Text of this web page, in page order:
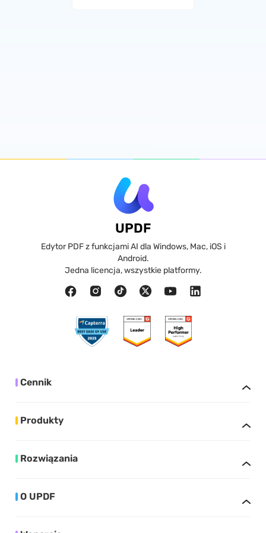
UPDF
Edytor PDF z funkcjami AI dla Windows, Mac, iOS i
Android.
Jedna licencja, wszystkie platformy.
Cennik
Produkty
Rozwiązania
O UPDF